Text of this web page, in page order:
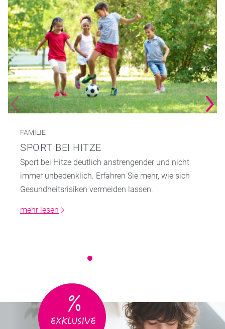
FAMILIE
SPORT BEI HITZE
Sport bei Hitze deutlich anstrengender und nicht
immer unbedenklich. Erfahren Sie mehr, wie sich
Gesundheitsrisiken vermeiden lassen.
mehr lesen